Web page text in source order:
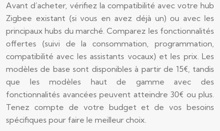
Avant d’acheter, vérifiez la compatibilité avec votre hub
Zigbee existant (si vous en avez déjà un) ou avec les
principaux hubs du marché. Comparez les fonctionnalités
offertes (suivi de la consommation, programmation,
compatibilité avec les assistants vocaux) et les prix. Les
modèles de base sont disponibles à partir de 15€, tandis
que les modèles haut de gamme avec des
fonctionnalités avancées peuvent atteindre 30€ ou plus.
Tenez compte de votre budget et de vos besoins
spécifiques pour faire le meilleur choix.